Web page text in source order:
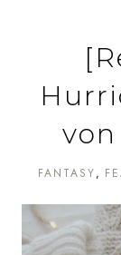
FANTASY